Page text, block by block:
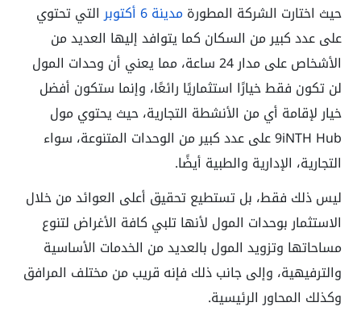
حيث اختارت الشركة المطورة مدينة 6 أكتوبر
التي تحتوي
على عدد كبير من السكان كما يتوافد إليها العديد من
الأشخاص على مدار 24 ساعة، مما يعني أن وحدات المول
لن تكون فقط خيارًا استثماريًا رائعًا، وإنما ستكون أفضل
خيار لإقامة أي من الأنشطة التجارية، حيث يحتوي مول
9iNTH Hub على عدد كبير من الوحدات المتنوعة، سواء
التجارية، الإدارية والطبية أيضًا.
ليس ذلك فقط، بل تستطيع تحقيق أعلى العوائد من خلال
الاستثمار بوحدات المول لأنها تلبي كافة الأغراض لتنوع
مساحاتها وتزويد المول بالعديد من الخدمات الأساسية
والترفيهية، وإلى جانب ذلك فإنه قريب من مختلف المرافق
وكذلك المحاور الرئيسية.